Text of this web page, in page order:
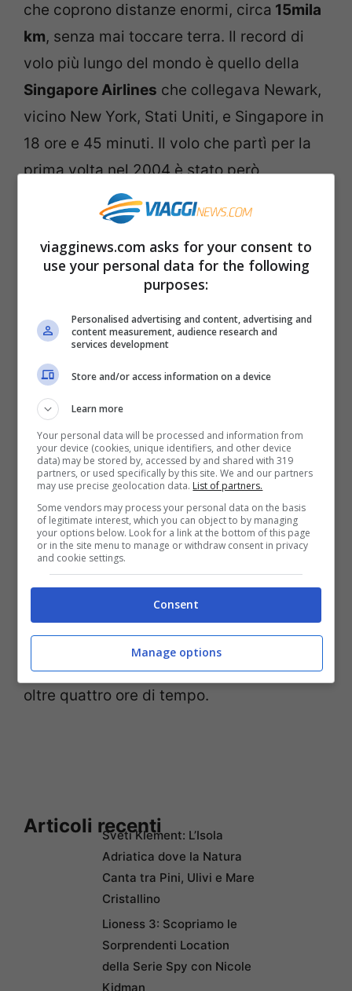
che coprono distanze enormi, circa 15mila
km, senza mai toccare terra. Il record di
volo più lungo del mondo è quello della
Singapore Airlines che collegava Newark,
vicino New York, Stati Uniti, e Singapore in
18 ore e 45 minuti. Il volo che partì per la
prima volta nel 2004 è stato però
soppresso anni dopo: troppo costoso.
Al momento la palma di volo più lungo del
mondo non stop spetta alla United Airlines
e Singapore in 16 ore e 35 minutisenza
effettuare nemmeno uno scalo. Il volo,
operativo da circa un mese, viene
effettuato con
mai costruito il Boeing 787-9 Dreamliner.
Questo aeromobile è in grado di ospitare
fino a 252 passeggeri, offre molti lussi per
chi sceglie di viaggiare in First Class ossia
i sedili reclinabili, il monitor touch screen e
un menù con portate e vini di pregio.
Airlinespermette ai suoi passeggeri, molti
dei quali in viaggi d’affari, di risparmiare
oltre quattro ore di tempo.
Articoli recentiSveti Klement: L’Isola
Adriatica dove la Natura
Canta tra Pini, Ulivi e Mare
Cristallino
Lioness 3: Scopriamo le
Sorprendenti Location
della Serie Spy con Nicole
Kidman
viagginews.com asks for your consent to
use your personal data for the following
purposes:
Personalised advertising and content, advertising and
content measurement, audience research and
services development
Store and/or access information on a device
Learn more
Your personal data will be processed and information from
your device (cookies, unique identifiers, and other device
data) may be stored by, accessed by and shared with 319
partners, or used specifically by this site. We and our partners
may use precise geolocation data. List of partners.
Some vendors may process your personal data on the basis
of legitimate interest, which you can object to by managing
your options below. Look for a link at the bottom of this page
or in the site menu to manage or withdraw consent in privacy
and cookie settings.
Consent
Manage options